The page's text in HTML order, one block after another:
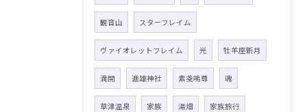
観音山 スターフレイム
ヴァイオレットフレイム 光 牡羊座新月
満開 進雄神社 素戔嗚尊 魂
草津温泉 家族 湯畑 家族旅行